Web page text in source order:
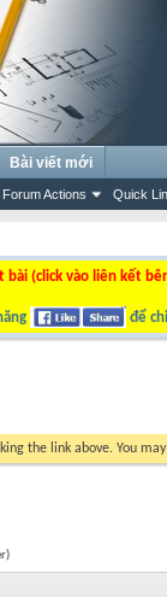
Forum Actions Quick
Bài viết mới
bài (click vào liên kết
để
the link above. You